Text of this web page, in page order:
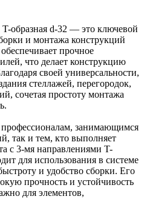
образная d-32 — это ключевой
и монтажа конструкций
прочное
что делает конструкцию
своей универсальности,
стеллажей, перегородок,
сочетая простоту монтажа
профессионалам, занимающимся
так и тем, кто выполняет
с 3-мя направлениями T-
для использования в системе
и удобство сборки. Его
прочность и устойчивость
для элементов,